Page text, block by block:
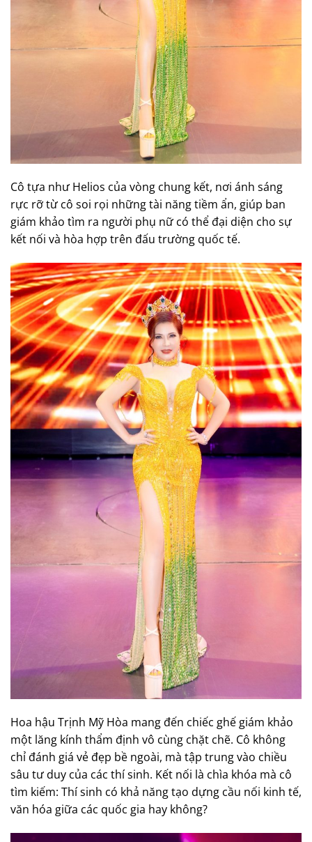
Cô tựa như Helios của vòng chung kết, nơi ánh sáng
rực rỡ từ cô soi rọi những tài năng tiềm ẩn, giúp ban
giám khảo tìm ra người phụ nữ có thể đại diện cho sự
kết nối và hòa hợp trên đấu trường quốc tế.
Hoa hậu Trịnh Mỹ Hòa mang đến chiếc ghế giám khảo
một lăng kính thẩm định vô cùng chặt chẽ. Cô không
chỉ đánh giá vẻ đẹp bề ngoài, mà tập trung vào chiều
sâu tư duy của các thí sinh. Kết nối là chìa khóa mà cô
tìm kiếm: Thí sinh có khả năng tạo dựng cầu nối kinh tế,
văn hóa giữa các quốc gia hay không?